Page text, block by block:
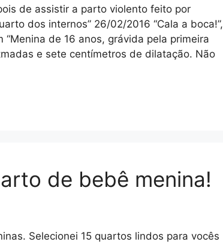
de assistir a parto violento feito por
dos internos” 26/02/2016 “Cala a boca!”,
de 16 anos, grávida pela primeira
e sete centímetros de dilatação. Não
de bebê menina!
Selecionei 15 quartos lindos para vocês